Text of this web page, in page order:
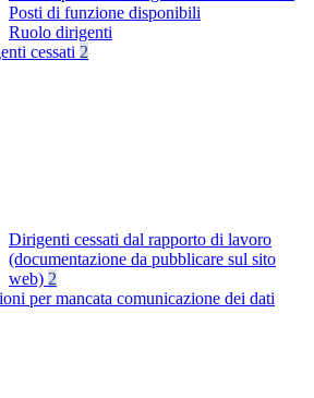
Posti di funzione disponibili
Ruolo dirigenti
cessati 2
Dirigenti cessati dal rapporto di lavoro
(documentazione da pubblicare sul sito
web) 2
per mancata comunicazione dei dati